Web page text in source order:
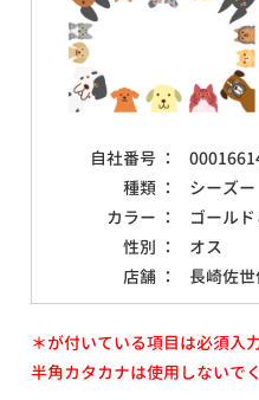
自社番号 ：
種類 ：
シーズー
カラー ：
ゴール
性別 ：
オス
店舗 ：
長崎佐
＊が付いている項目は必須入力
半角カタカナは使用しないで